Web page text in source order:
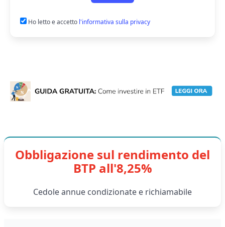
Ho letto e accetto l'informativa sulla privacy
Obbligazione sul rendimento del
BTP all'8,25%
Cedole annue condizionate e richiamabile